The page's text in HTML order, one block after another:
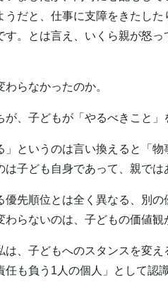
うだと、仕事に支障をきたし
す。とは言え、いくら親が怒
らなかったのか。
が、子どもが「やるべきこと
」というのは言い換えると「
子ども自身であって、親では
優先順位とは全く異なる、別
わらないのは、子どもの価値観
は、子どもへのスタンスを変
も負う1人の個人」として認